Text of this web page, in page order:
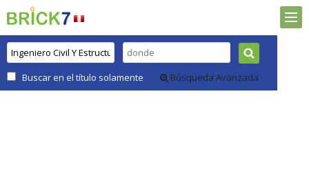
Buscar en el título solamente Búsqueda Avanzada